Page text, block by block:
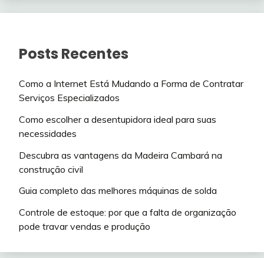
Posts Recentes
Como a Internet Está Mudando a Forma de Contratar
Serviços Especializados
Como escolher a desentupidora ideal para suas
necessidades
Descubra as vantagens da Madeira Cambará na
construção civil
Guia completo das melhores máquinas de solda
Controle de estoque: por que a falta de organização
pode travar vendas e produção